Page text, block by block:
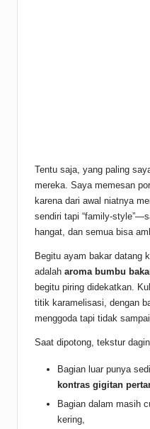
Tentu saja, yang paling
mereka. Saya memesan
karena dari awal niatnya
sendiri tapi “family-
hangat, dan semua bisa
Begitu ayam bakar datang
adalah aroma bumbu
begitu piring didekatkan.
titik karamelisasi, dengan
menggoda tapi tidak
Saat dipotong, tekstur
Bagian luar punya
kontras gigitan
Bagian dalam masih
kering,